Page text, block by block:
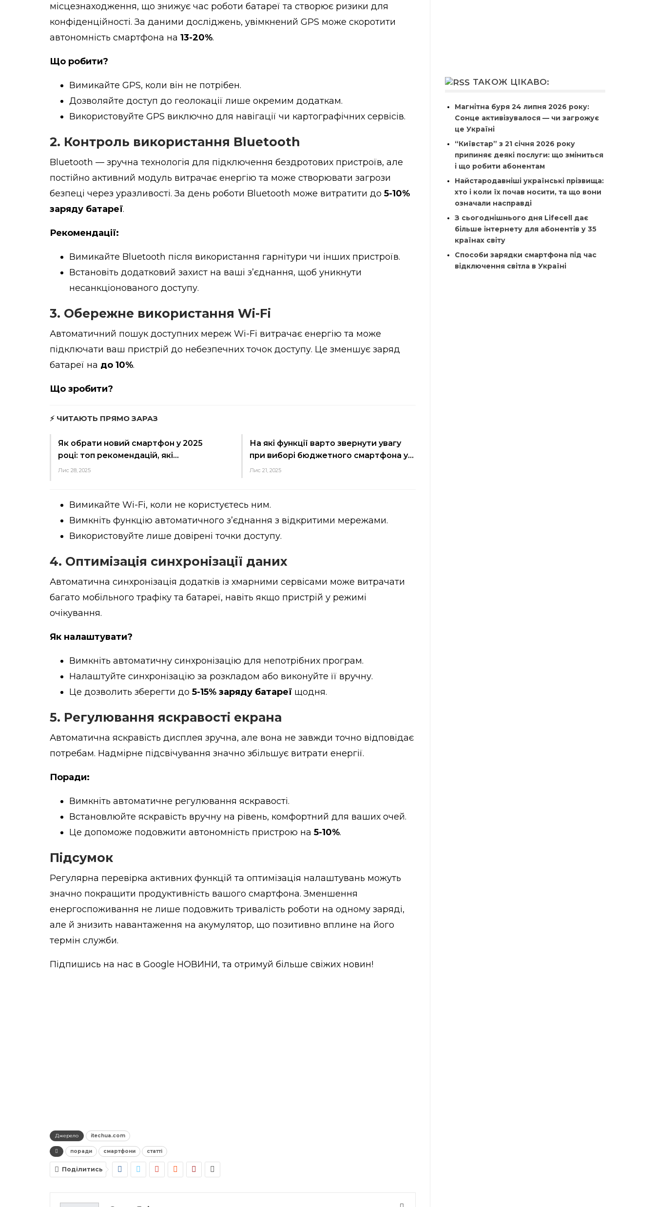
місцезнаходження, що знижує час роботи батареї та створює ризики для
конфіденційності. За даними досліджень, увімкнений GPS може скоротити
автономність смартфона на 13-20%.
Що робити?
Вимикайте GPS, коли він не потрібен.
Дозволяйте доступ до геолокації лише окремим додаткам.
Використовуйте GPS виключно для навігації чи картографічних сервісів.
2. Контроль використання Bluetooth
Bluetooth — зручна технологія для підключення бездротових пристроїв, але
постійно активний модуль витрачає енергію та може створювати загрози
безпеці через уразливості. За день роботи Bluetooth може витратити до 5-10%
заряду батареї.
Рекомендації:
Вимикайте Bluetooth після використання гарнітури чи інших пристроїв.
Встановіть додатковий захист на ваші з’єднання, щоб уникнути
несанкціонованого доступу.
3. Обережне використання Wi-Fi
Автоматичний пошук доступних мереж Wi-Fi витрачає енергію та може
підключати ваш пристрій до небезпечних точок доступу. Це зменшує заряд
батареї на до 10%.
Що зробити?
⚡ ЧИТАЮТЬ ПРЯМО ЗАРАЗ
Як обрати новий смартфон у 2025
році: топ рекомендацій, які…
Лис 28, 2025
На які функції варто звернути увагу
при виборі бюджетного смартфона у…
Лис 21, 2025
Вимикайте Wi-Fi, коли не користуєтесь ним.
Вимкніть функцію автоматичного з’єднання з відкритими мережами.
Використовуйте лише довірені точки доступу.
4. Оптимізація синхронізації даних
Автоматична синхронізація додатків із хмарними сервісами може витрачати
багато мобільного трафіку та батареї, навіть якщо пристрій у режимі
очікування.
Як налаштувати?
Вимкніть автоматичну синхронізацію для непотрібних програм.
Налаштуйте синхронізацію за розкладом або виконуйте її вручну.
Це дозволить зберегти до 5-15% заряду батареї щодня.
5. Регулювання яскравості екрана
Автоматична яскравість дисплея зручна, але вона не завжди точно відповідає
потребам. Надмірне підсвічування значно збільшує витрати енергії.
Поради:
Вимкніть автоматичне регулювання яскравості.
Встановлюйте яскравість вручну на рівень, комфортний для ваших очей.
Це допоможе подовжити автономність пристрою на 5-10%.
Підсумок
Регулярна перевірка активних функцій та оптимізація налаштувань можуть
значно покращити продуктивність вашого смартфона. Зменшення
енергоспоживання не лише подовжить тривалість роботи на одному заряді,
але й знизить навантаження на акумулятор, що позитивно вплине на його
термін служби.
Підпишись на нас в Google НОВИНИ, та отримуй більше свіжих новин!
Джерело itechua.com
поради смартфони статті
Поділитись
ТАКОЖ ЦІКАВО:
Магнітна буря 24 липня 2026 року:
Сонце активізувалося — чи загрожує
це Україні
“Київстар” з 21 січня 2026 року
припиняє деякі послуги: що зміниться
і що робити абонентам
Найстародавніші українські прізвища:
хто і коли їх почав носити, та що вони
означали насправді
З сьогоднішнього дня Lifecell дає
більше інтернету для абонентів у 35
країнах світу
Способи зарядки смартфона під час
відключення світла в Україні